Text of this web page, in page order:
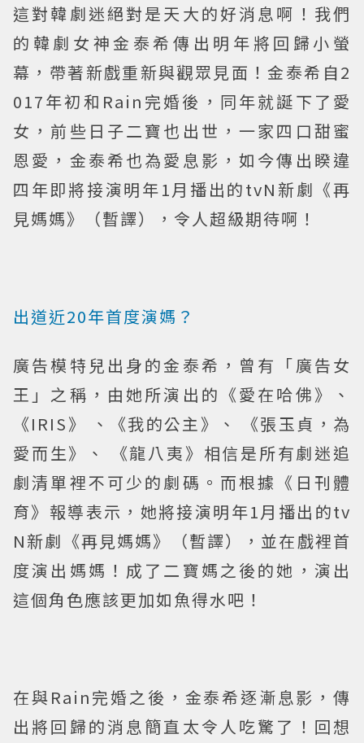
這對韓劇迷絕對是天大的好消息啊！我們
的韓劇女神金泰希傳出明年將回歸小螢
幕，帶著新戲重新與觀眾見面！金泰希自2
017年初和Rain完婚後，同年就誕下了愛
女，前些日子二寶也出世，一家四口甜蜜
恩愛，金泰希也為愛息影，如今傳出睽違
四年即將接演明年1月播出的tvN新劇《再
見媽媽》（暫譯），令人超級期待啊！
出道近20年首度演媽？
廣告模特兒出身的金泰希，曾有「廣告女
王」之稱，由她所演出的《愛在哈佛》、
《IRIS》 、《我的公主》、 《張玉貞，為
愛而生》、 《龍八夷》相信是所有劇迷追
劇清單裡不可少的劇碼。而根據《日刊體
育》報導表示，她將接演明年1月播出的tv
N新劇《再見媽媽》（暫譯），並在戲裡首
度演出媽媽！成了二寶媽之後的她，演出
這個角色應該更加如魚得水吧！
在與Rain完婚之後，金泰希逐漸息影，傳
出將回歸的消息簡直太令人吃驚了！回想